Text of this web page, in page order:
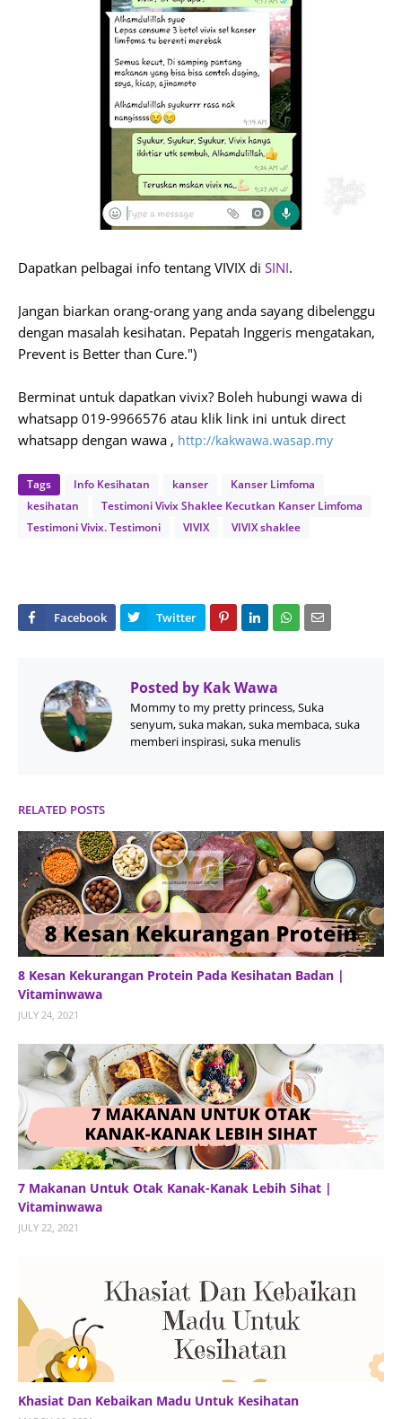
Dapatkan pelbagai info tentang VIVIX di SINI.
Jangan biarkan orang-orang yang anda sayang dibelenggu
dengan masalah kesihatan. Pepatah Inggeris mengatakan,
Prevent is Better than Cure.")
Berminat untuk dapatkan vivix? Boleh hubungi wawa di
whatsapp 019-9966576 atau klik link ini untuk direct
whatsapp dengan wawa , http://kakwawa.wasap.my
Tags Info Kesihatan kanser
Kanser Limfoma
kesihatan
Testimoni Vivix Shaklee Kecutkan Kanser Limfoma
Testimoni Vivix. Testimoni
VIVIX VIVIX shaklee
Posted by Kak Wawa
Mommy to my pretty princess, Suka
senyum, suka makan, suka membaca, suka
memberi inspirasi, suka menulis
RELATED POSTS
8 Kesan Kekurangan Protein Pada Kesihatan Badan |
Vitaminwawa
JULY 24, 2021
7 Makanan Untuk Otak Kanak-Kanak Lebih Sihat |
Vitaminwawa
JULY 22, 2021
Khasiat Dan Kebaikan Madu Untuk Kesihatan